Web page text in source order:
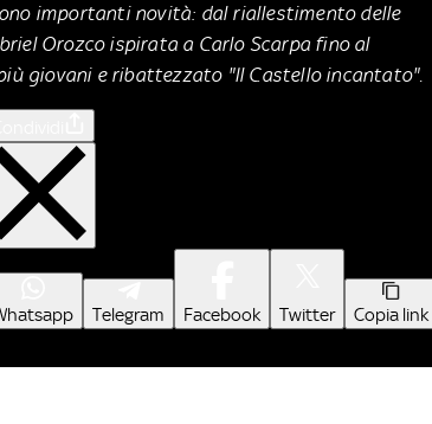
importanti novità: dal riallestimento delle
Orozco ispirata a Carlo Scarpa fino al
giovani e ribattezzato "Il Castello incantato".
Telegram Facebook Twitter Copia link